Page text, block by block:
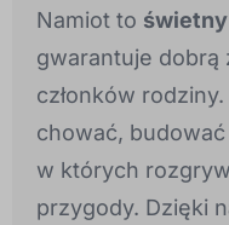
Namiot to świetny
gwarantuje dobrą
członków
chować,
w których
przygody. Dzięki